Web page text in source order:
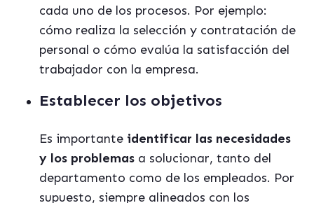
cada uno de los procesos. Por ejemplo:
cómo realiza la selección y contratación de
personal o cómo evalúa la satisfacción del
trabajador con la empresa.
Establecer los objetivos
Es importante identificar las necesidades
y los problemas a solucionar, tanto del
departamento como de los empleados. Por
supuesto, siempre alineados con los